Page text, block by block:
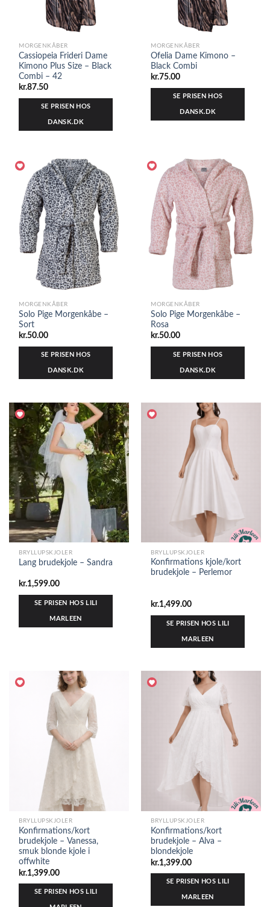
MORGENKÅBER
Cassiopeia Frideri Dame
Kimono Plus Size – Black
Combi – 42
kr.87.50
SE PRISEN HOS
DANSK.DK
MORGENKÅBER
Ofelia Dame Kimono –
Black Combi
kr.75.00
SE PRISEN HOS
DANSK.DK
MORGENKÅBER
Solo Pige Morgenkåbe –
Sort
kr.50.00
SE PRISEN HOS
DANSK.DK
MORGENKÅBER
Solo Pige Morgenkåbe –
Rosa
kr.50.00
SE PRISEN HOS
DANSK.DK
BRYLLUPSKJOLER
Lang brudekjole – Sandra
kr.1,599.00
SE PRISEN HOS LILI
MARLEEN
BRYLLUPSKJOLER
Konfirmations kjole/kort
brudekjole – Perlemor
kr.1,499.00
SE PRISEN HOS LILI
MARLEEN
BRYLLUPSKJOLER
Konfirmations/kort
brudekjole – Vanessa,
smuk blonde kjole i
offwhite
kr.1,399.00
SE PRISEN HOS LILI
BRYLLUPSKJOLER
Konfirmations/kort
brudekjole – Alva –
blondekjole
kr.1,399.00
SE PRISEN HOS LILI
MARLEEN